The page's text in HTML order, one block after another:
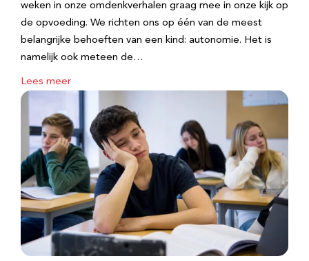
weken in onze omdenkverhalen graag mee in onze kijk op
de opvoeding. We richten ons op één van de meest
belangrijke behoeften van een kind: autonomie. Het is
namelijk ook meteen de…
Lees meer